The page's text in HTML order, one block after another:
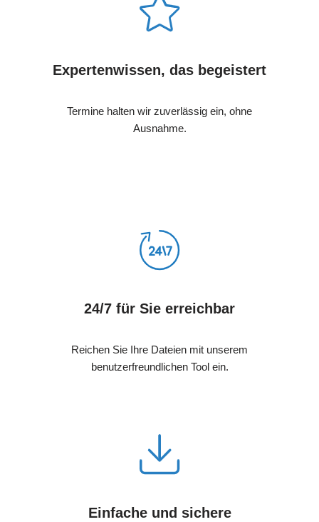
Expertenwissen, das begeistert
Termine halten wir zuverlässig ein, ohne
Ausnahme.
24/7 für Sie erreichbar
Reichen Sie Ihre Dateien mit unserem
benutzerfreundlichen Tool ein.
Einfache und sichere